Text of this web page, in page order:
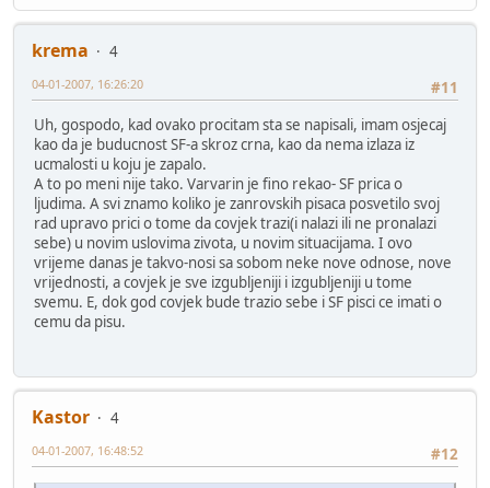
krema
4
#11
04-01-2007, 16:26:20
Uh, gospodo, kad ovako procitam sta se napisali, imam osjecaj
kao da je buducnost SF-a skroz crna, kao da nema izlaza iz
ucmalosti u koju je zapalo.
A to po meni nije tako. Varvarin je fino rekao- SF prica o
ljudima. A svi znamo koliko je zanrovskih pisaca posvetilo svoj
rad upravo prici o tome da covjek trazi(i nalazi ili ne pronalazi
sebe) u novim uslovima zivota, u novim situacijama. I ovo
vrijeme danas je takvo-nosi sa sobom neke nove odnose, nove
vrijednosti, a covjek je sve izgubljeniji i izgubljeniji u tome
svemu. E, dok god covjek bude trazio sebe i SF pisci ce imati o
cemu da pisu.
Kastor
4
#12
04-01-2007, 16:48:52